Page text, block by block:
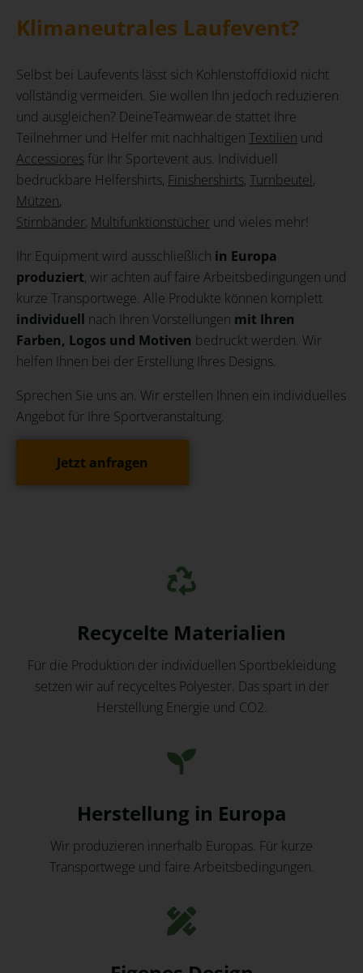
Klimaneutrales Laufevent?
Selbst bei Laufevents lässt sich Kohlenstoffdioxid nicht
vollständig vermeiden. Sie wollen Ihn jedoch reduzieren
und ausgleichen? DeineTeamwear.de stattet Ihre
Teilnehmer und Helfer mit nachhaltigen Textilien und
Accessiores für Ihr Sportevent aus. Individuell
bedruckbare Helfershirts, Finishershirts, Turnbeutel,
Mützen,
Stirnbänder, Multifunktionstücher und vieles mehr!
Ihr Equipment wird ausschließlich in Europa
produziert, wir achten auf faire Arbeitsbedingungen und
kurze Transportwege. Alle Produkte können komplett
individuell nach Ihren Vorstellungen mit Ihren
Farben, Logos und Motiven bedruckt werden. Wir
helfen Ihnen bei der Erstellung Ihres Designs.
Sprechen Sie uns an. Wir erstellen Ihnen ein individuelles
Angebot für Ihre Sportveranstaltung.
Jetzt anfragen
Recycelte Materialien
Für die Produktion der individuellen Sportbekleidung
setzen wir auf recyceltes Polyester. Das spart in der
Herstellung Energie und CO2.
Herstellung in Europa
Wir produzieren innerhalb Europas. Für kurze
Transportwege und faire Arbeitsbedingungen.